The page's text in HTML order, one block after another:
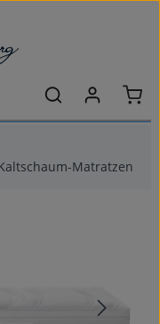
Matratzen